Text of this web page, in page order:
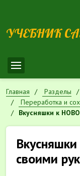
УЧЕБНИК
Главная Разделы
Переработка и
Вкусняшки к
своими